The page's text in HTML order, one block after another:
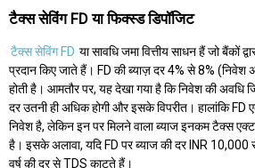
टैक्स सेविंग FD या फिक्स्ड डिपॉजिट
टैक्स सेविंग FD या सावधि जमा वित्तीय साधन हैं जो बैंकों
प्रदान किए जाते हैं। FD की ब्याज़ दर 4% से 8% (निवेश
होती है। आमतौर पर, यह देखा गया है कि निवेश की अवधि
दर उतनी ही अधिक होगी और इसके विपरीत। हालांकि
निवेश है, लेकिन इन पर मिलने वाला ब्याज इनकम टैक्स
है। इसके अलावा, यदि FD पर ब्याज की दर INR
वर्ष की दर से TDS काटते हैं।